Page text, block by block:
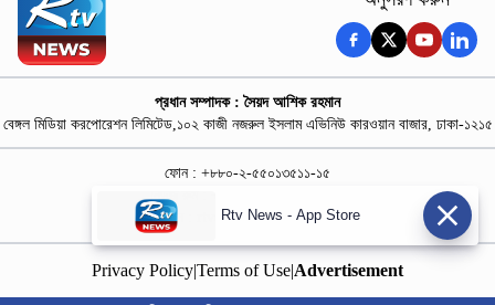
প্রধান সম্পাদক : সৈয়দ আশিক রহমান
বেঙ্গল মিডিয়া করপোরেশন লিমিটেড,১০২ কাজী নজরুল ইসলাম এভিনিউ কারওয়ান বাজার, ঢাকা-১২১৫
ফোন : +৮৮০-২-৫৫০১৩৫১১-১৫
নিউজ রুম : +৮৮০-১৮৭৮১৮৪৩৬৯-৭০
বিজ্ঞাপন :
rtvdigitalad@gmail.com
Privacy Policy|Terms of Use|Advertisement
Rtv News - App Store